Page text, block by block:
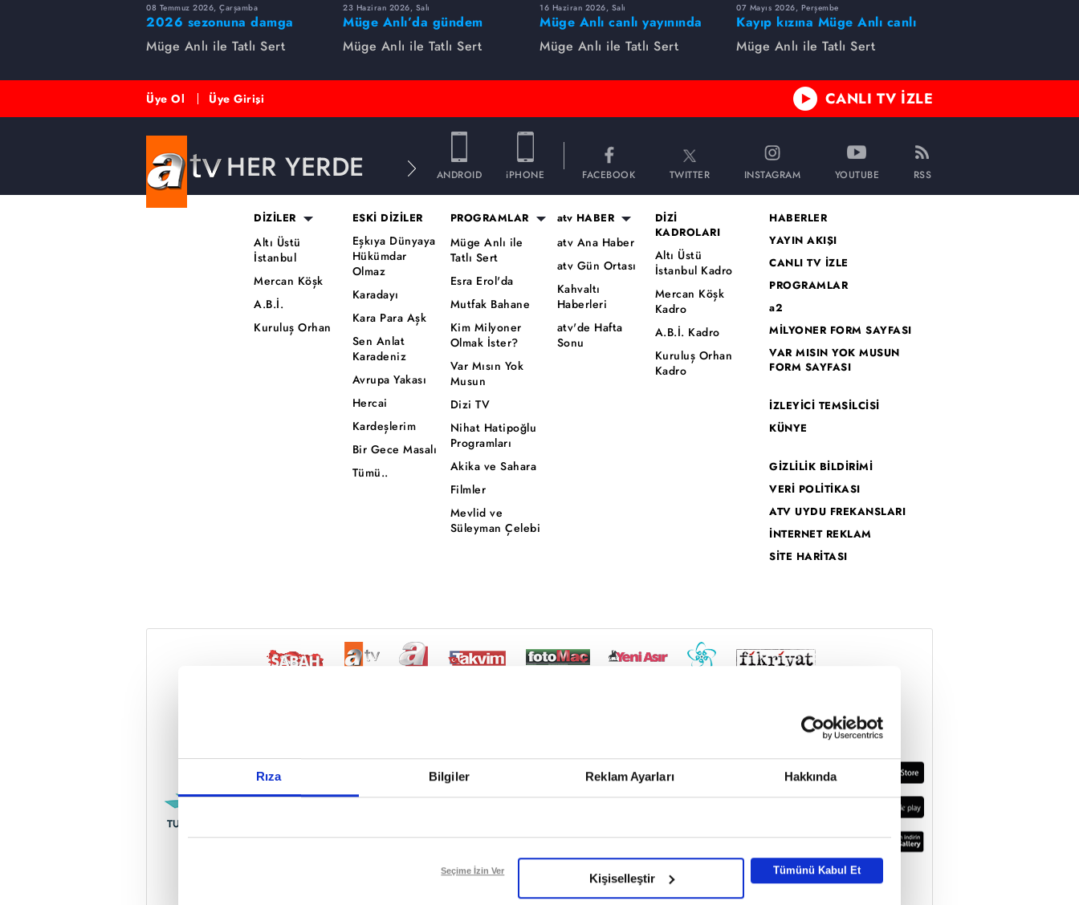
Rıza Bilgiler Reklam Ayarları Hakkında
Reddet
Seçime İzin Ver
Kişiselleştir
Tümünü Kabul Et
08 Temmuz 2026, Çarşamba
2026 sezonuna damga
vuran 5 Müge Anlı
dosyası...
Müge Anlı ile Tatlı Sert
23 Haziran 2026, Salı
Müge Anlı’da gündem
sarsıldı! Kayıp dosyaları ve
aile ihanetleri herkesi şoke
Müge Anlı ile Tatlı Sert
16 Haziran 2026, Salı
Müge Anlı canlı yayınında
dikkat çeken gelişmeler
yaşandı. Kayıp,
Müge Anlı ile Tatlı Sert
07 Mayıs 2026, Perşembe
Kayıp kızına Müge Anlı canlı
yayında kavuştu
Müge Anlı ile Tatlı Sert
Üye Ol Üye Girişi CANLI TV İZLE
HER YERDE ANDROID iPHONE FACEBOOK TWITTER INSTAGRAM YOUTUBE RSS
DİZİLER
Altı Üstü
İstanbul
Mercan Köşk
A.B.İ.
Kuruluş Orhan
ESKİ DİZİLER
Eşkıya Dünyaya
Hükümdar
Olmaz
Karadayı
Kara Para Aşk
Sen Anlat
Karadeniz
Avrupa Yakası
Hercai
Kardeşlerim
Bir Gece Masalı
Tümü..
PROGRAMLAR
Müge Anlı ile
Tatlı Sert
Esra Erol'da
Mutfak Bahane
Kim Milyoner
Olmak İster?
Var Mısın Yok
Musun
Dizi TV
Nihat Hatipoğlu
Programları
Akika ve Sahara
Filmler
Mevlid ve
Süleyman Çelebi
atv HABER
atv Ana Haber
atv Gün Ortası
Kahvaltı
Haberleri
atv'de Hafta
Sonu
DİZİ
KADROLARI
Altı Üstü
İstanbul Kadro
Mercan Köşk
Kadro
A.B.İ. Kadro
Kuruluş Orhan
Kadro
HABERLER
YAYIN AKIŞI
CANLI TV İZLE
PROGRAMLAR
a2
MİLYONER FORM SAYFASI
VAR MISIN YOK MUSUN
FORM SAYFASI
İZLEYİCİ TEMSİLCİSİ
KÜNYE
GİZLİLİK BİLDİRİMİ
VERİ POLİTİKASI
ATV UYDU FREKANSLARI
İNTERNET REKLAM
SİTE HARİTASI